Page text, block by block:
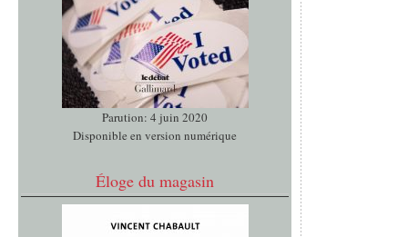
Parution: 4 juin 2020
Disponible en version numérique
Éloge du magasin